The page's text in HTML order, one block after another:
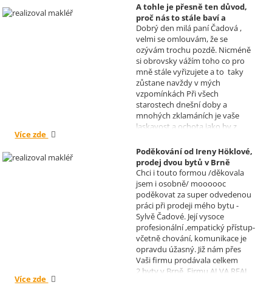
A tohle je přesně ten důvod,
proč nás to stále baví a
naplňuje, poděkování od pana
Míška.
Realizoval makléř: Sylva
Čadová
Dobrý den milá paní Čadová ,
velmi se omlouvám, že se
ozývám trochu pozdě. Nicméně
si obrovsky vážím toho co pro
mně stále vyřizujete a to taky
zůstane navždy v mých
vzpomínkách Při všech
starostech dnešní doby a
mnohých zklamáních je vaše
laskavost a ochota jako by z
informace a děkuji za vaše úsilí.
Zatím se mějte moc a moc hezky.
S pozdravem Pavel Míšek
Více zde
Poděkování od Ireny Höklové,
prodej dvou bytů v Brně
Realizoval makléř: Sylva
Čadová
Chci i touto formou /děkovala
jsem i osobně/ moooooc
poděkovat za super odvedenou
práci při prodeji mého bytu -
Sylvě Čadové. Její vysoce
profesionální ,empatický přístup-
včetně chování, komunikace je
opravdu úžasný. Již nám přes
Vaši firmu prodávala celkem
2.byty v Brně. Firmu ALVA REAL
Více zde